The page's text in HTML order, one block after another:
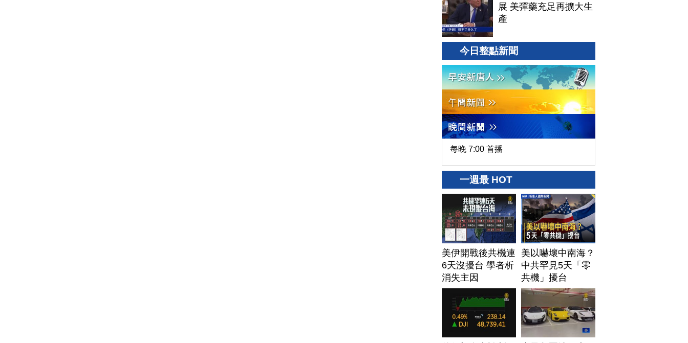
展 美彈藥充足再擴大生
產
今日整點新聞
每晚 7:00 首播
一週最 HOT
美伊開戰後共機連
6天沒擾台 學者析
消失主因
美以嚇壞中南海？
中共罕見5天「零
共機」擾台